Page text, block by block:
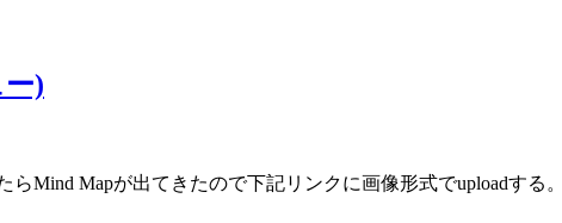
)
Mind Mapが出てきたので下記リンクに画像形式でuploadする。